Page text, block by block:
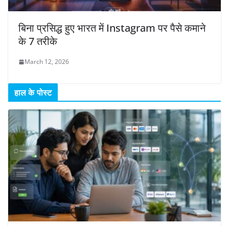
बिना प्रसिद्ध हुए भारत में Instagram पर पैसे कमाने
के 7 तरीके
March 12, 2026
हाल के पोस्ट